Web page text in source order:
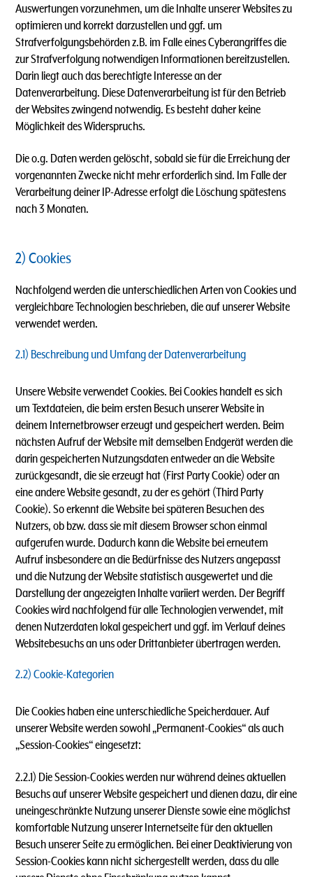
Auswertungen vorzunehmen, um die Inhalte unserer Websites zu
optimieren und korrekt darzustellen und ggf. um
Strafverfolgungsbehörden z.B. im Falle eines Cyberangriffes die
zur Strafverfolgung notwendigen Informationen bereitzustellen.
Darin liegt auch das berechtigte Interesse an der
Datenverarbeitung. Diese Datenverarbeitung ist für den Betrieb
der Websites zwingend notwendig. Es besteht daher keine
Möglichkeit des Widerspruchs.
Die o.g. Daten werden gelöscht, sobald sie für die Erreichung der
vorgenannten Zwecke nicht mehr erforderlich sind. Im Falle der
Verarbeitung deiner IP-Adresse erfolgt die Löschung spätestens
nach 3 Monaten.
2) Cookies
Nachfolgend werden die unterschiedlichen Arten von Cookies und
vergleichbare Technologien beschrieben, die auf unserer Website
verwendet werden.
2.1) Beschreibung und Umfang der Datenverarbeitung
Unsere Website verwendet Cookies. Bei Cookies handelt es sich
um Textdateien, die beim ersten Besuch unserer Website in
deinem Internetbrowser erzeugt und gespeichert werden. Beim
nächsten Aufruf der Website mit demselben Endgerät werden die
darin gespeicherten Nutzungsdaten entweder an die Website
zurückgesandt, die sie erzeugt hat (First Party Cookie) oder an
eine andere Website gesandt, zu der es gehört (Third Party
Cookie). So erkennt die Website bei späteren Besuchen des
Nutzers, ob bzw. dass sie mit diesem Browser schon einmal
aufgerufen wurde. Dadurch kann die Website bei erneutem
Aufruf insbesondere an die Bedürfnisse des Nutzers angepasst
und die Nutzung der Website statistisch ausgewertet und die
Darstellung der angezeigten Inhalte variiert werden. Der Begriff
Cookies wird nachfolgend für alle Technologien verwendet, mit
denen Nutzerdaten lokal gespeichert und ggf. im Verlauf deines
Websitebesuchs an uns oder Drittanbieter übertragen werden.
2.2) Cookie-Kategorien
Die Cookies haben eine unterschiedliche Speicherdauer. Auf
unserer Website werden sowohl „Permanent-Cookies“ als auch
„Session-Cookies“ eingesetzt:
2.2.1) Die Session-Cookies werden nur während deines aktuellen
Besuchs auf unserer Website gespeichert und dienen dazu, dir eine
uneingeschränkte Nutzung unserer Dienste sowie eine möglichst
komfortable Nutzung unserer Internetseite für den aktuellen
Besuch unserer Seite zu ermöglichen. Bei einer Deaktivierung von
Session-Cookies kann nicht sichergestellt werden, dass du alle